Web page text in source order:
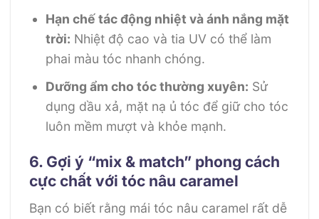
Hạn chế tác động nhiệt và ánh nắng mặt
trời: Nhiệt độ cao và tia UV có thể làm
phai màu tóc nhanh chóng.
Dưỡng ẩm cho tóc thường xuyên: Sử
dụng dầu xả, mặt nạ ủ tóc để giữ cho tóc
luôn mềm mượt và khỏe mạnh.
6. Gợi ý “mix & match” phong cách
cực chất với tóc nâu caramel
Bạn có biết rằng mái tóc nâu caramel rất dễ